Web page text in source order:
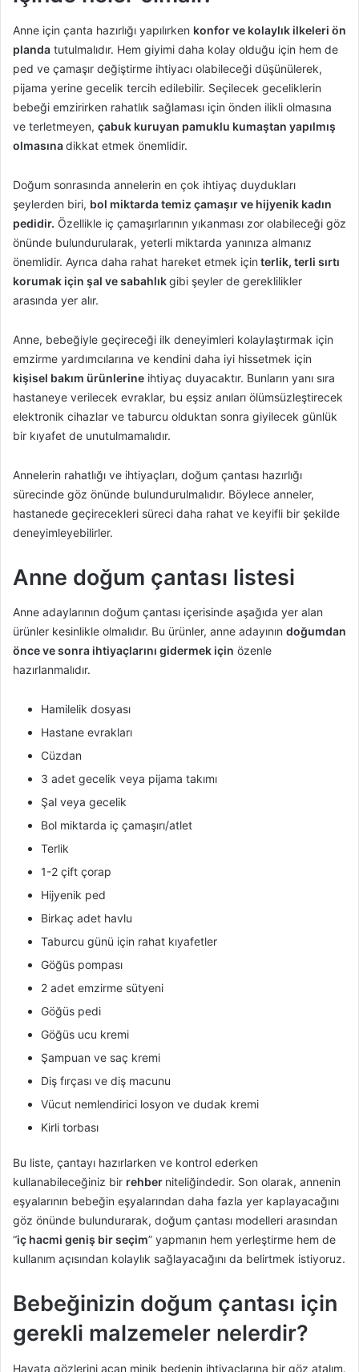
Anne için çanta hazırlığı yapılırken konfor ve kolaylık ilkeleri ön
planda tutulmalıdır. Hem giyimi daha kolay olduğu için hem de
ped ve çamaşır değiştirme ihtiyacı olabileceği düşünülerek,
pijama yerine gecelik tercih edilebilir. Seçilecek geceliklerin
bebeği emzirirken rahatlık sağlaması için önden ilikli olmasına
ve terletmeyen, çabuk kuruyan pamuklu kumaştan yapılmış
olmasınadikkat etmek önemlidir.
Doğum sonrasında annelerin en çok ihtiyaç duydukları
şeylerden biri, bol miktarda temiz çamaşır ve hijyenik kadın
pedidir. Özellikle iç çamaşırlarının yıkanması zor olabileceği göz
önünde bulundurularak, yeterli miktarda yanınıza almanız
önemlidir. Ayrıca daha rahat hareket etmek için terlik, terli sırtı
korumak için şal ve sabahlıkgibi şeyler de gereklilikler
arasında yer alır.
Anne, bebeğiyle geçireceği ilk deneyimleri kolaylaştırmak için
emzirme yardımcılarına ve kendini daha iyi hissetmek için
kişisel bakım ürünlerine ihtiyaç duyacaktır. Bunların yanı sıra
hastaneye verilecek evraklar, bu eşsiz anıları ölümsüzleştirecek
elektronik cihazlar ve taburcu olduktan sonra giyilecek günlük
bir kıyafet de unutulmamalıdır.
Annelerin rahatlığı ve ihtiyaçları, doğum çantası hazırlığı
sürecinde göz önünde bulundurulmalıdır. Böylece anneler,
hastanede geçirecekleri süreci daha rahat ve keyifli bir şekilde
deneyimleyebilirler.
Anne doğum çantası listesi
Anne adaylarının doğum çantası içerisinde aşağıda yer alan
ürünler kesinlikle olmalıdır. Bu ürünler, anne adayının doğumdan
önce ve sonra ihtiyaçlarını gidermek için özenle
hazırlanmalıdır.
Hamilelik dosyası
Hastane evrakları
Cüzdan
3 adet gecelik veya pijama takımı
Şal veya gecelik
Bol miktarda iç çamaşırı/atlet
Terlik
1-2 çift çorap
Hijyenik ped
Birkaç adet havlu
Taburcu günü için rahat kıyafetler
Göğüs pompası
2 adet emzirme sütyeni
Göğüs pedi
Göğüs ucu kremi
Şampuan ve saç kremi
Diş fırçası ve diş macunu
Vücut nemlendirici losyon ve dudak kremi
Kirli torbası
Bu liste, çantayı hazırlarken ve kontrol ederken
kullanabileceğiniz bir rehber niteliğindedir. Son olarak, annenin
eşyalarının bebeğin eşyalarından daha fazla yer kaplayacağını
göz önünde bulundurarak, doğum çantası modelleri arasından
“iç hacmi geniş bir seçim” yapmanın hem yerleştirme hem de
kullanım açısından kolaylık sağlayacağını da belirtmek istiyoruz.
Bebeğinizin doğum çantası için
gerekli malzemeler nelerdir?
Hayata gözlerini açan minik bedenin ihtiyaçlarına bir göz atalım.